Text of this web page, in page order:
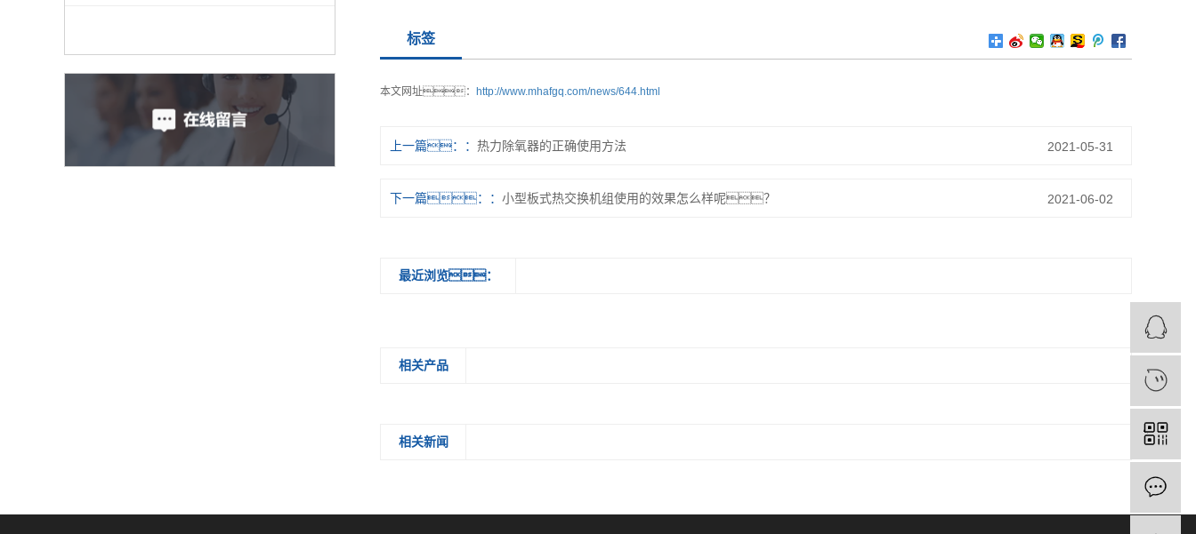
标签
本文网址： http://www.mhafgq.com/news/644.html
上一篇： 热力除氧器的正确使用方法 2021-05-31
下一篇： 小型板式热交换机组使用的效果怎么样呢？ 2021-06-02
最近浏览：
相关产品
相关新闻